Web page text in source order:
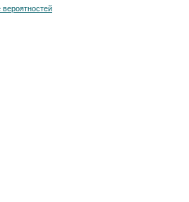
вероятностей